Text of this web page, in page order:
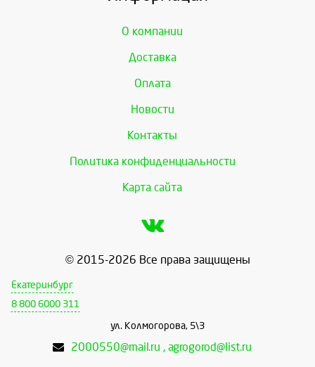
О компании
Доставка
Оплата
Новости
Контакты
Политика конфиденциальности
Карта сайта
© 2015-2026 Все права защищены
Екатеринбург
8 800 6000 311
ул. Колмогорова, 5\3
2000550@mail.ru , agrogorod@list.ru